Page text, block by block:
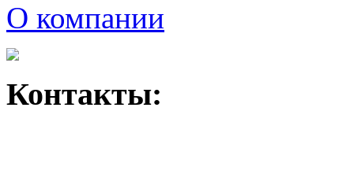
О компании
Контакты: